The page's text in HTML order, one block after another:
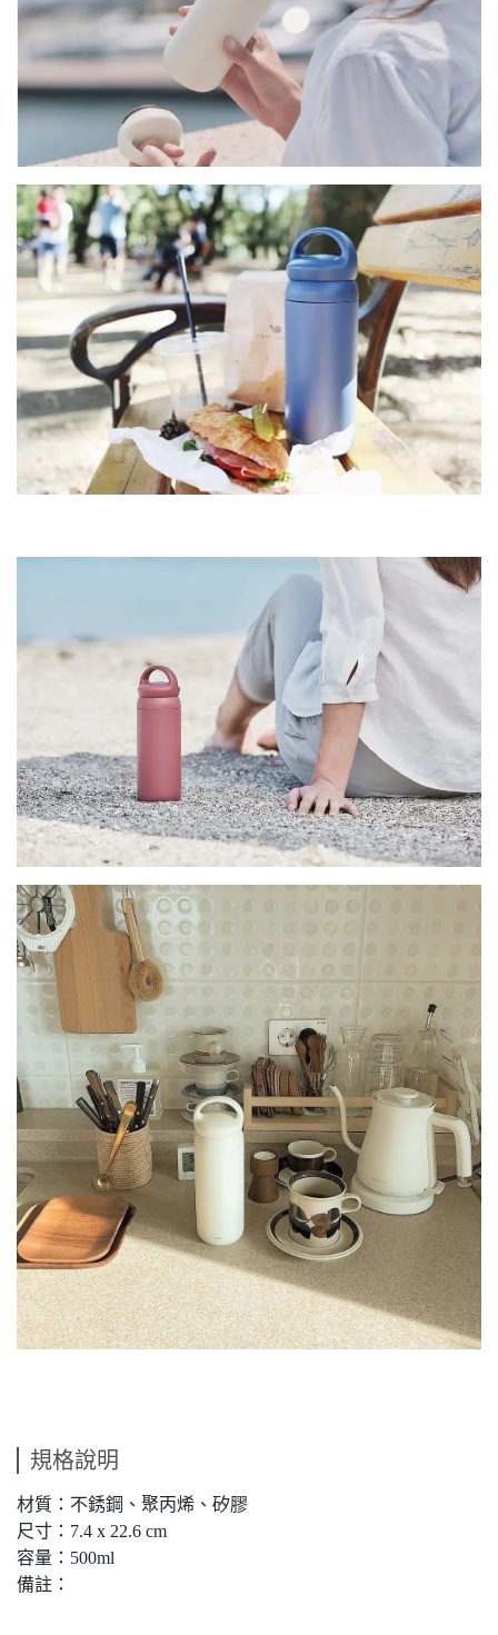
規格說明
材質：不銹鋼、聚丙烯、矽膠
尺寸：7.4 x 22.6 cm
容量：500ml
備註：